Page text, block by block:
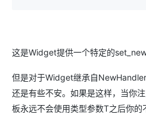
这是Widget提供一个特定的
但是对于Widget继承自
还是有些不安。如果是这样，当你
板永远不会使用类型参数T之后你